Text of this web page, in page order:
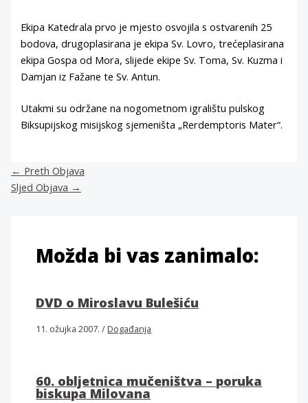
Ekipa Katedrala prvo je mjesto osvojila s ostvarenih 25
bodova, drugoplasirana je ekipa Sv. Lovro, trećeplasirana
ekipa Gospa od Mora, slijede ekipe Sv. Toma, Sv. Kuzma i
Damjan iz Fažane te Sv. Antun.
Utakmi su održane na nogometnom igralištu pulskog
Biksupijskog misijskog sjemeništa „Rerdemptoris Mater“.
← Preth Objava
Sljed Objava →
Možda bi vas zanimalo:
DVD o Miroslavu Bulešiću
11. ožujka 2007./Događanja
60. obljetnica mučeništva – poruka
biskupa Milovana